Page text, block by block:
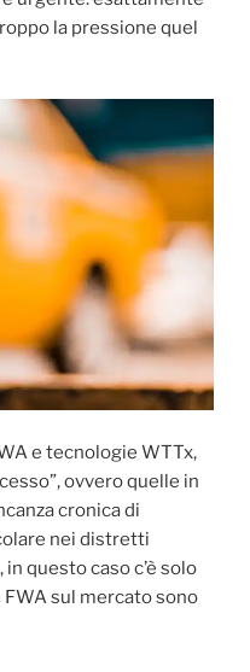
la pressione quel
e tecnologie WTTx,
ovvero quelle in
cronica di
nei distretti
questo caso c’è solo
sul mercato sono